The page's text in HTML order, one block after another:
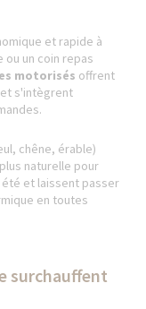
et rapide à
un coin repas
motorisés offrent
s'intègrent
chêne, érable)
naturelle pour
été et laissent passer
en toutes
surchauffent